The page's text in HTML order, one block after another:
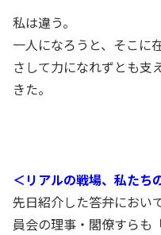
私は違う。
一人になろうと、そこに在
さして力になれずとも支
きた。
＜リアルの戦場、私たち
先日紹介した答弁におい
員会の理事・閣僚すらも